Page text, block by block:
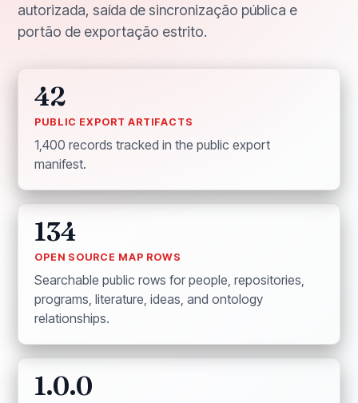
autorizada, saída de sincronização pública e
portão de exportação estrito.
42
PUBLIC EXPORT ARTIFACTS
1,400 records tracked in the public export
manifest.
134
OPEN SOURCE MAP ROWS
Searchable public rows for people, repositories,
programs, literature, ideas, and ontology
relationships.
1.0.0